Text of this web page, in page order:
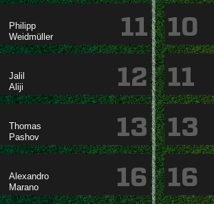


11


12


13


16
10
11
13
16